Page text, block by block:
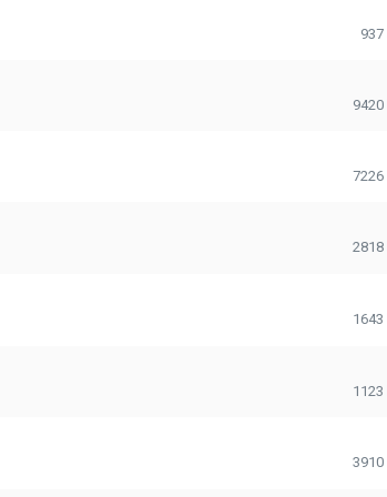
937
9420
7226
2818
1643
1123
3910